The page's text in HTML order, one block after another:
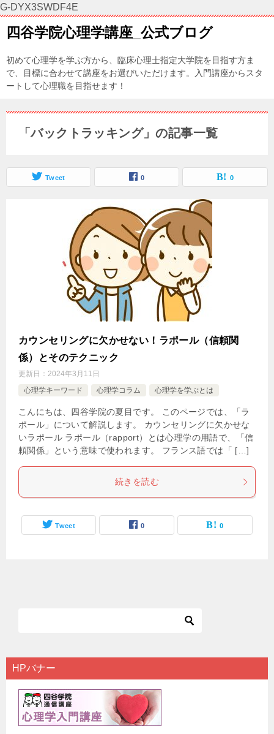
G-DYX3SWDF4E
四谷学院心理学講座_公式ブログ
初めて心理学を学ぶ方から、臨床心理士指定大学院を目指す方ま
で、目標に合わせて講座をお選びいただけます。入門講座からスタ
ートして心理職を目指せます！
「バックトラッキング」の記事一覧
Tweet 0 0
カウンセリングに欠かせない！ラポール（信頼関
係）とそのテクニック
更新日： 2024年3月11日
心理学キーワード
心理学コラム 心理学を学ぶとは
こんにちは、四谷学院の夏目です。 このページでは、「ラ
ポール」について解説します。 カウンセリングに欠かせな
いラポール ラポール（rapport）とは心理学の用語で、「信
頼関係」という意味で使われます。 フランス語では「 […]
続きを読む
Tweet 0 0
HPバナー